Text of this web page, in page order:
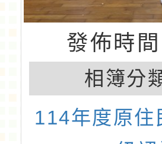
發佈時
相簿分
114年度原